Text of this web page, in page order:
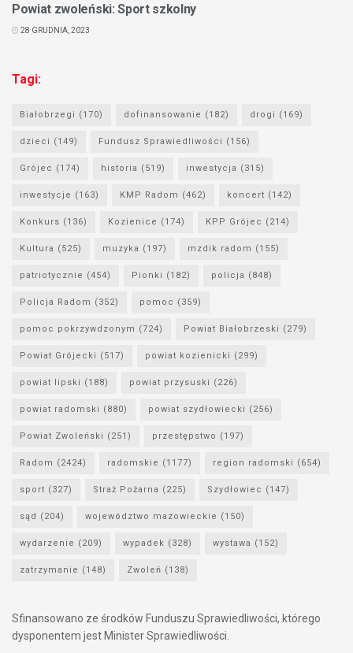
Powiat zwoleński: Sport szkolny
28 GRUDNIA, 2023
Tagi:
Białobrzegi (170) dofinansowanie (182) drogi (169)
dzieci (149) Fundusz Sprawiedliwości (156)
Grójec (174) historia (519) inwestycja (315)
inwestycje (163) KMP Radom (462) koncert (142)
Konkurs (136) Kozienice (174) KPP Grójec (214)
Kultura (525) muzyka (197) mzdik radom (155)
patriotycznie (454) Pionki (182) policja (848)
Policja Radom (352) pomoc (359)
pomoc pokrzywdzonym (724) Powiat Białobrzeski (279)
Powiat Grójecki (517) powiat kozienicki (299)
powiat lipski (188) powiat przysuski (226)
powiat radomski (880) powiat szydłowiecki (256)
Powiat Zwoleński (251) przestępstwo (197)
Radom (2424) radomskie (1177) region radomski (654)
sport (327) Straż Pożarna (225) Szydłowiec (147)
sąd (204) województwo mazowieckie (150)
wydarzenie (209) wypadek (328) wystawa (152)
zatrzymanie (148) Zwoleń (138)
Sfinansowano ze środków Funduszu Sprawiedliwości, którego
dysponentem jest Minister Sprawiedliwości.